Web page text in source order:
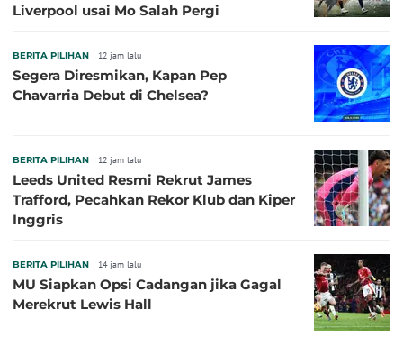
Liverpool usai Mo Salah Pergi
BERITA PILIHAN 12 jam lalu
Segera Diresmikan, Kapan Pep
Chavarria Debut di Chelsea?
BERITA PILIHAN 12 jam lalu
Leeds United Resmi Rekrut James
Trafford, Pecahkan Rekor Klub dan Kiper
Inggris
BERITA PILIHAN 14 jam lalu
MU Siapkan Opsi Cadangan jika Gagal
Merekrut Lewis Hall